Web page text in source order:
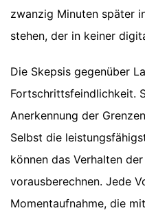
zwanzig Minuten später
stehen, der in keiner
Die Skepsis gegenüber
Fortschrittsfeindlichkeit.
Anerkennung der
Selbst die
können das Verhalten
vorausberechnen. Jede
Momentaufnahme, die